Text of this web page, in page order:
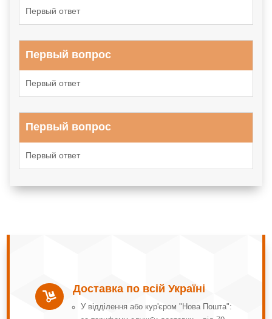
Первый ответ
Первый вопрос
Первый ответ
Первый вопрос
Первый ответ

Доставка по всій Україні
У відділення або кур'єром "Нова Пошта":